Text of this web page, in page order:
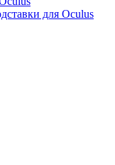
для Oculus